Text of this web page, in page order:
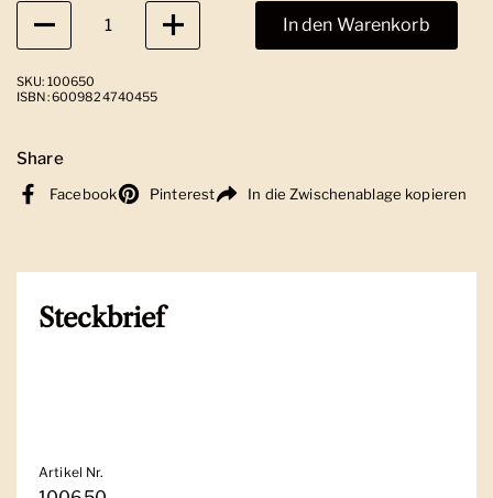
Anzahl
In den Warenkorb
SKU: 100650
ISBN: 6009824740455
Share
Facebook Pinterest In die Zwischenablage kopieren
Steckbrief
Artikel Nr.